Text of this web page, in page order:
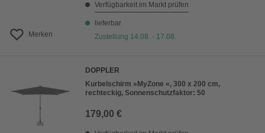
Merken
Verfügbarkeit im Markt prüfen
lieferbar
Zustellung 14.08. - 17.08.
DOPPLER
Kurbelschirm »MyZone «, 300 x 200 cm,
rechteckig, Sonnenschutzfaktor: 50
179,00 €